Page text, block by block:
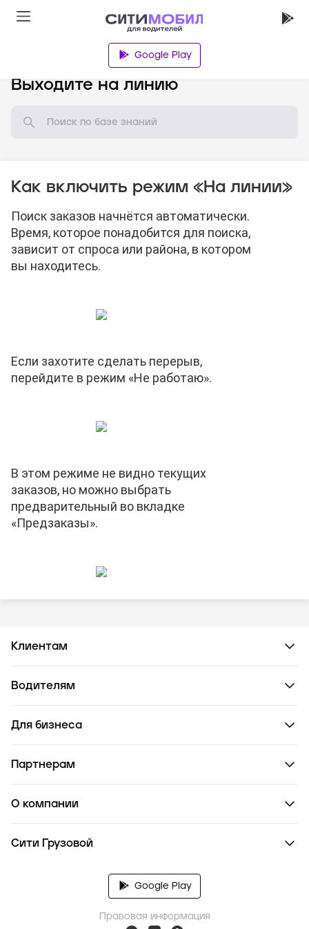
Google Play
Выходите на линию
Как включить режим «На линии»
Поиск заказов начнётся автоматически.
Время, которое понадобится для поиска,
зависит от спроса или района, в котором
вы находитесь.
Если захотите сделать перерыв,
перейдите в режим «Не работаю».
В этом режиме не видно текущих
заказов, но можно выбрать
предварительный во вкладке
«Предзаказы».
Клиентам
Водителям
Для бизнеса
Партнерам
О компании
Сити Грузовой
Google Play
Правовая информация